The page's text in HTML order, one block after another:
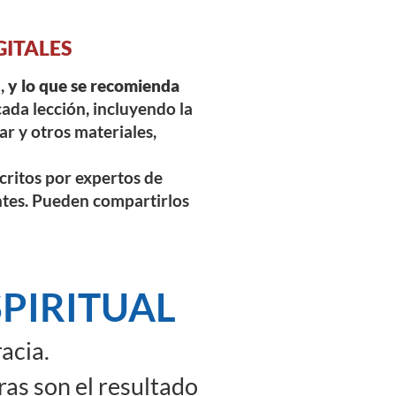
y lo que se recomienda
lección, incluyendo la
y otros materiales,
por expertos de
Pueden compartirlos
son el resultado